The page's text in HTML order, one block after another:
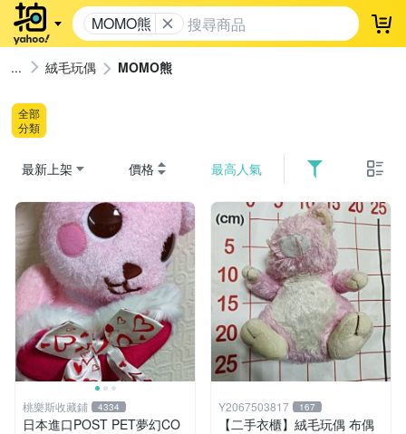
MOMO熊 登
絨毛玩偶 MOMO熊
全部
分類
最新上架 價格 最高人氣
桃樂斯收藏鋪 4334
日本進口POST PET夢幻CO
Y2067503817 167
【二手衣櫃】絨毛玩偶 布偶